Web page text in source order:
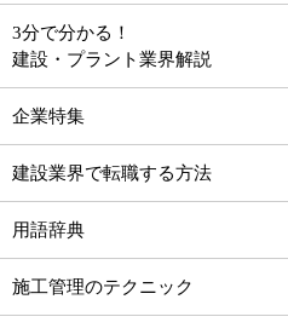
3分で分かる！
建設・プラント業界解説
企業特集
建設業界で転職する方法
用語辞典
施工管理のテクニック